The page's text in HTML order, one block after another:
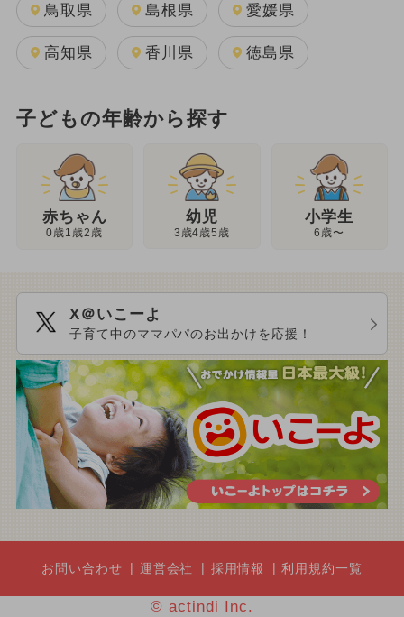
鳥取県 島根県 愛媛県
高知県 香川県 徳島県
子どもの年齢から探す
赤ちゃん
0歳1歳2歳
幼児
3歳4歳5歳
小学生
6歳〜
X＠いこーよ
子育て中のママパパのお出かけを応援！
お問い合わせ 運営会社 採用情報 利用規約一覧
© actindi Inc.